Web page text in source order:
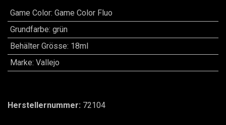
Game Color: Game Color Fluo
Grundfarbe: grün
Behälter Grösse: 18ml
Marke: Vallejo
Herstellernummer: 72104